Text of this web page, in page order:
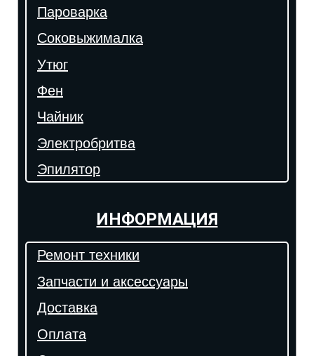
Пароварка
Соковыжималка
Утюг
Фен
Чайник
Электробритва
Эпилятор
ИНФОРМАЦИЯ
Ремонт техники
Запчасти и аксессуары
Доставка
Оплата